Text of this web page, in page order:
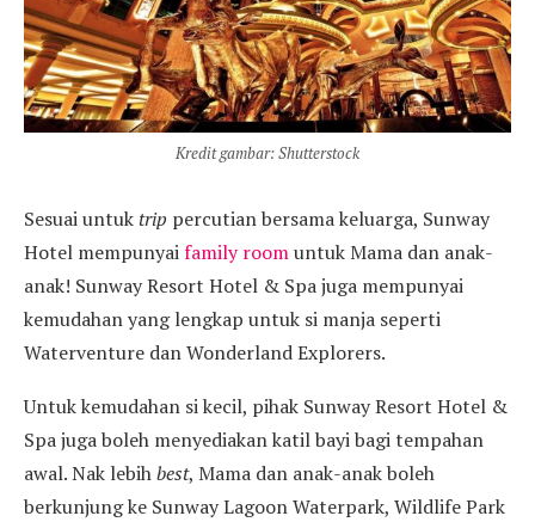
Kredit gambar: Shutterstock
Sesuai untuk trip percutian bersama keluarga, Sunway
Hotel mempunyaifamily roomuntuk Mama dan anak-
anak! Sunway Resort Hotel & Spa juga mempunyai
kemudahan yang lengkap untuk si manja seperti
Waterventure dan Wonderland Explorers.
Untuk kemudahan si kecil, pihak Sunway Resort Hotel &
Spa juga boleh menyediakan katil bayi bagi tempahan
awal. Nak lebihbest, Mama dan anak-anak boleh
berkunjung ke Sunway Lagoon Waterpark, Wildlife Park